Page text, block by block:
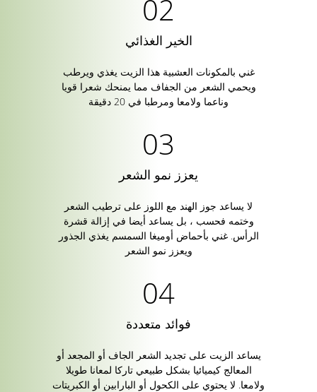
الخير الغذائي
غني بالمكونات العشبية هذا الزيت يغذي ويرطب
ويحمي الشعر من الجفاف مما يمنحك شعرا قويا
وناعما ولامعا ومرطبا في 20 دقيقة
يعزز نمو الشعر
لا يساعد جوز الهند مع اللوز على ترطيب الشعر
وختمه فحسب ، بل يساعد أيضا في إزالة قشرة
الرأس. غني بأحماض أوميغا السمسم يغذي الجذور
ويعزز نمو الشعر
فوائد متعددة
يساعد الزيت على تجديد الشعر الجاف أو المجعد أو
المعالج كيميائيا بشكل طبيعي تاركا لمعانا طويلا
ولامعا. لا يحتوي على الكحول أو البارابين أو الكبريتات